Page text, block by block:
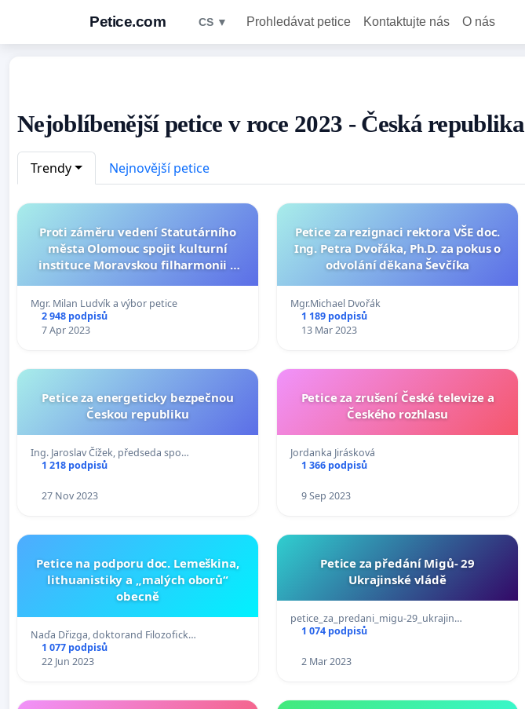
Petice.com CS ▼ Prohledávat petice Kontaktujte nás O nás
Nejoblíbenější petice v roce 2023 - Česká republika
Trendy Nejnovější petice
Proti záměru vedení Statutárního
města Olomouc spojit kulturní
instituce Moravskou filharmonii a
Mgr. Milan Ludvík a výbor petice
2 948 podpisů
7 Apr 2023
Petice za rezignaci rektora VŠE doc.
Ing. Petra Dvořáka, Ph.D. za pokus o
odvolání děkana Ševčíka
Mgr.Michael Dvořák
1 189 podpisů
13 Mar 2023
Petice za energeticky bezpečnou
Českou republiku
Ing. Jaroslav Čížek, předseda spo…
1 218 podpisů
27 Nov 2023
Petice za zrušení České televize a
Českého rozhlasu
Jordanka Jirásková
1 366 podpisů
9 Sep 2023
Petice na podporu doc. Lemeškina,
lithuanistiky a „malých oborů“
obecně
Naďa Dřizga, doktorand Filozofick…
1 077 podpisů
22 Jun 2023
Petice za předání Migů- 29
Ukrajinské vládě
petice_za_predani_migu-29_ukrajin…
1 074 podpisů
2 Mar 2023